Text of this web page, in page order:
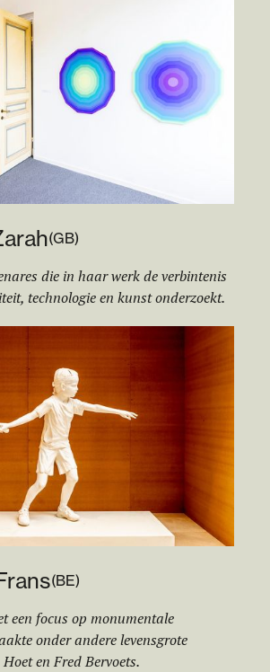
(GB)
die in haar werk de verbintenis
technologie en kunst onderzoekt.
(BE)
een focus op monumentale
onder andere levensgrote
en Fred Bervoets.